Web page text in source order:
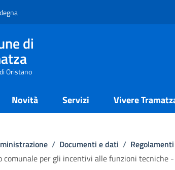
di
Oristano
Novità Servizi Vivere
/ Documenti e dati / Regolamenti
comunale per gli incentivi alle funzioni tecniche